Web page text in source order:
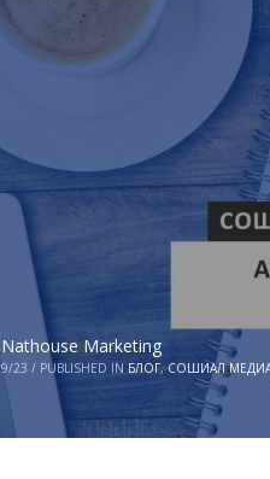
Nathouse Marketing
9/23 / PUBLISHED IN БЛОГ, СОШИАЛ